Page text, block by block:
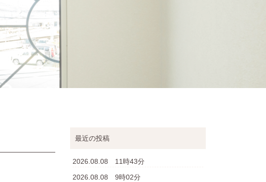
最近の投稿
2026.08.08 11時43分
2026.08.08 9時02分